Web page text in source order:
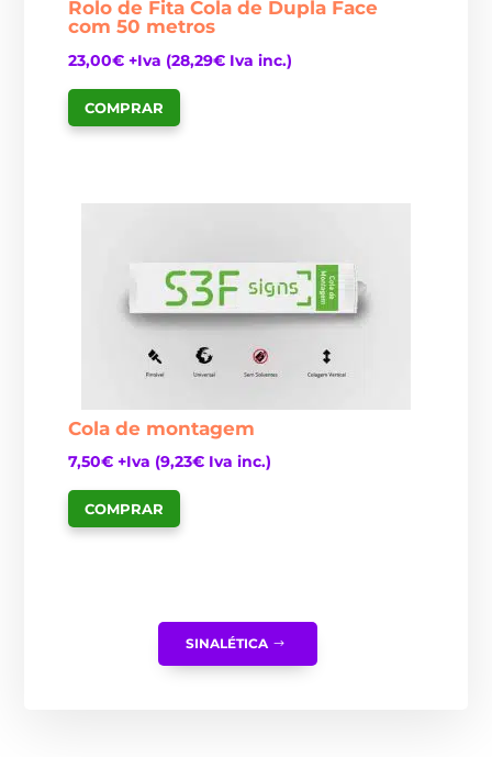
Rolo de Fita Cola de Dupla Face
com 50 metros
23,00€ +Iva (28,29€ Iva inc.)
COMPRAR
Cola de montagem
7,50€ +Iva (9,23€ Iva inc.)
COMPRAR
SINALÉTICA